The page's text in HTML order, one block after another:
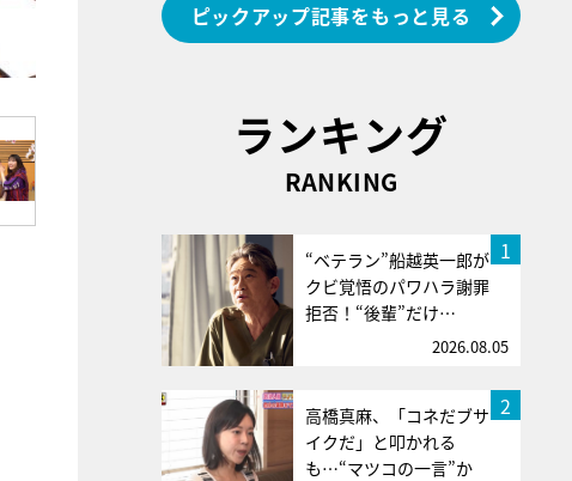
ピックアップ記事をもっと見る
ランキング
RANKING
1
“ベテラン”船越英一郎が
クビ覚悟のパワハラ謝罪
拒否！“後輩”だけ…
2026.08.05
2
高橋真麻、「コネだブサ
イクだ」と叩かれる
も…“マツコの一言”か